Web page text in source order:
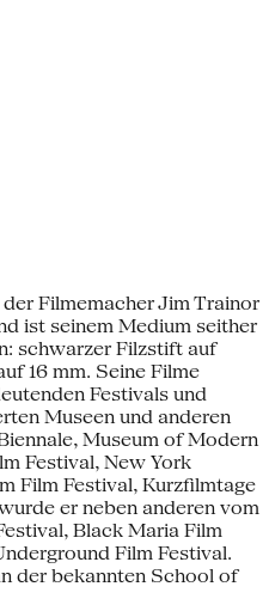
Filmemacher Jim Trainor
ist seinem Medium seither
schwarzer Filzstift auf
16 mm. Seine Filme
Festivals und
Museen und anderen
Museum of Modern
Festival, New York
Film Festival, Kurzfilmtage
er neben anderen vom
Black Maria Film
Film Festival.
der bekannten School of